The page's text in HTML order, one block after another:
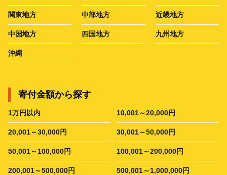
関東地方 中部地方 近畿地方
中国地方 四国地方 九州地方
沖縄
寄付金額から探す
1万円以内 10,001～20,000円
20,001～30,000円 30,001～50,000円
50,001～100,000円 100,001～200,000円
200,001～500,000円 500,001～1,000,000円